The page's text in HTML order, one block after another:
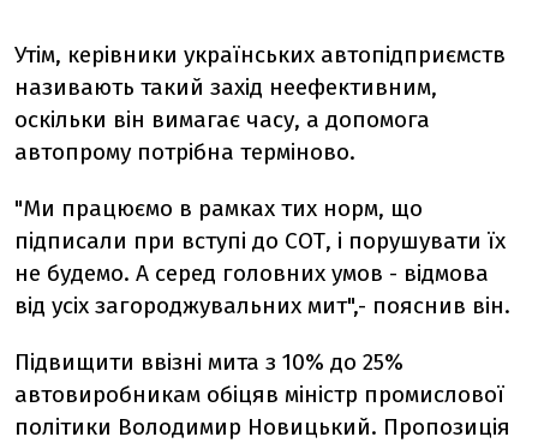
Утім, керівники українських автопідприємств
називають такий захід неефективним,
оскільки він вимагає часу, а допомога
автопрому потрібна терміново.
"Ми працюємо в рамках тих норм, що
підписали при вступі до СОТ, і порушувати їх
не будемо. А серед головних умов - відмова
від усіх загороджувальних мит",- пояснив він.
Підвищити ввізні мита з 10% до 25%
автовиробникам обіцяв міністр промислової
політики Володимир Новицький. Пропозиція